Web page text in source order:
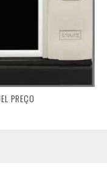
PREÇO